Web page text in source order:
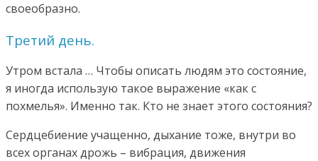
своеобразно.
Третий день.
Утром встала … Чтобы описать людям это состояние,
я иногда использую такое выражение «как с
похмелья». Именно так. Кто не знает этого состояния?
Сердцебиение учащенно, дыхание тоже, внутри во
всех органах дрожь – вибрация, движения